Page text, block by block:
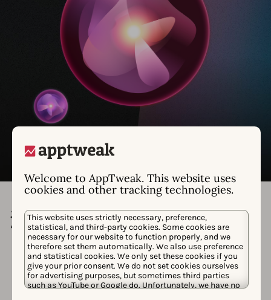
Welcome to AppTweak. This website uses
cookies and other tracking technologies.
This website uses strictly necessary, preference,
statistical, and third-party cookies. Some cookies are
necessary for our website to function properly, and we
therefore set them automatically. We also use preference
and statistical cookies. We only set these cookies if you
give your prior consent. We do not set cookies ourselves
for advertising purposes, but sometimes third parties
such as YouTube or Google do. Unfortunately, we have no
深受客户喜爱，获得专家认可